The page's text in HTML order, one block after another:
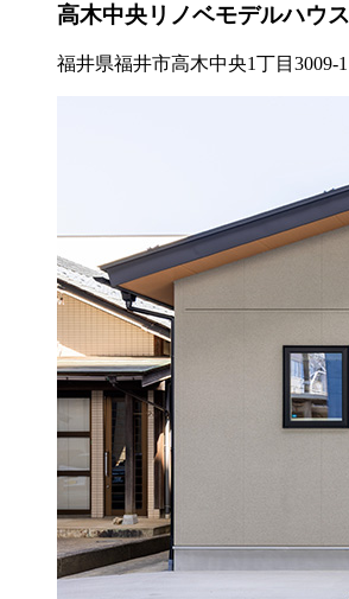
高木中央リノベモデルハウス
福井県福井市高木中央1丁目3009-1